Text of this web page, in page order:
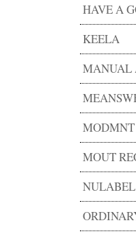
HAVE A
KEELA
MANUAL
MODMNT
MOUT
NULABEL